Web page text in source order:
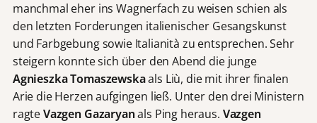
manchmal eher ins Wagnerfach zu weisen schien als
den letzten Forderungen italienischer Gesangskunst
und Farbgebung sowie Italianità zu entsprechen. Sehr
steigern konnte sich über den Abend die junge
Agnieszka Tomaszewskaals Liù, die mit ihrer finalen
Arie die Herzen aufgingen ließ. Unter den drei Ministern
ragteVazgen Gazaryanals Ping heraus. Vazgen